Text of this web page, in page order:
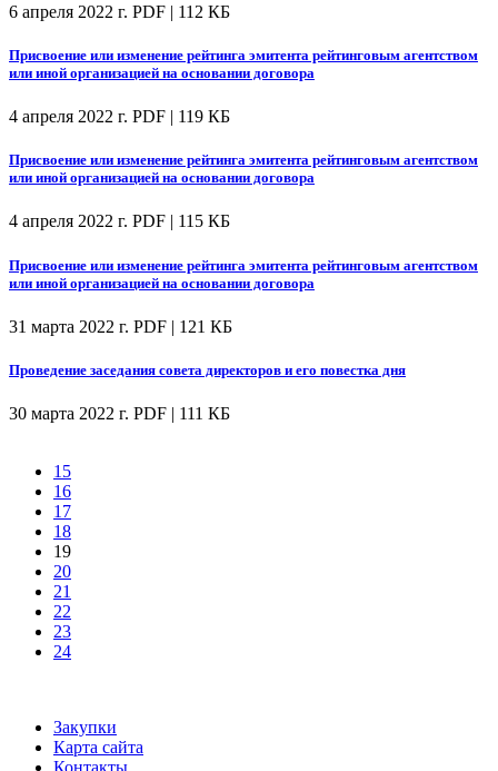
6 апреля 2022 г. PDF | 112 КБ
Присвоение или изменение рейтинга эмитента рейтинговым агентством
или иной организацией на основании договора
4 апреля 2022 г. PDF | 119 КБ
Присвоение или изменение рейтинга эмитента рейтинговым агентством
или иной организацией на основании договора
4 апреля 2022 г. PDF | 115 КБ
Присвоение или изменение рейтинга эмитента рейтинговым агентством
или иной организацией на основании договора
31 марта 2022 г. PDF | 121 КБ
Проведение заседания совета директоров и его повестка дня
30 марта 2022 г. PDF | 111 КБ
15
16
17
18
19
20
21
22
23
24
Закупки
Карта сайта